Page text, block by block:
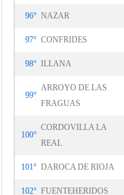
96° NAZAR
97° CONFRIDES
98° ILLANA
99°
ARROYO DE LAS
FRAGUAS
100°
CORDOVILLA LA
REAL
101° DAROCA DE RIOJA
102° FUENTEHERIDOS